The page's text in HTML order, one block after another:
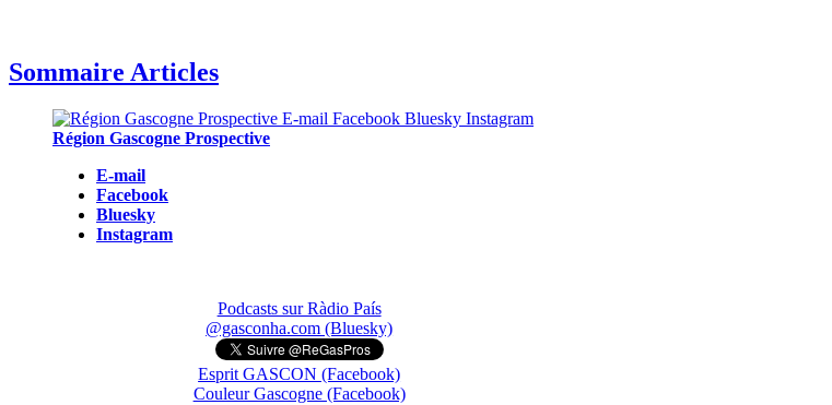
Sommaire Articles
Région Gascogne Prospective
E-mail
Facebook
Bluesky
Instagram
Podcasts sur Ràdio País
@gasconha.com (Bluesky)
Esprit GASCON (Facebook)
Couleur Gascogne (Facebook)